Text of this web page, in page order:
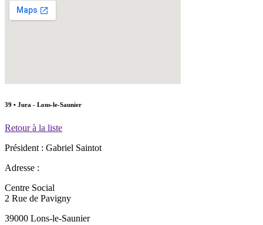
39 • Jura - Lons-le-Saunier
Retour à la liste
Président : Gabriel Saintot
Adresse :
Centre Social
2 Rue de Pavigny
39000 Lons-le-Saunier